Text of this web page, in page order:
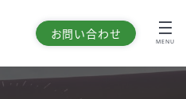
お問い合わせ
MENU